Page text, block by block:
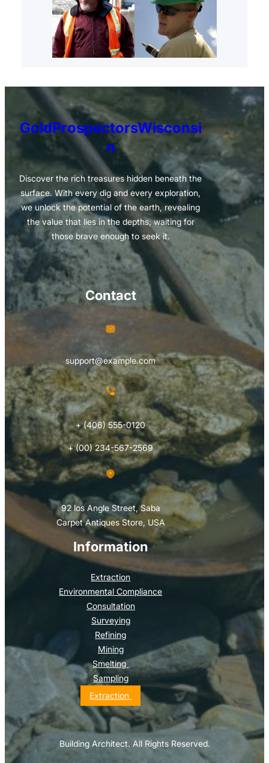
GoldProspectorsWisconsi
n
Discover the rich treasures hidden beneath the
surface. With every dig and every exploration,
we unlock the potential of the earth, revealing
the value that lies in the depths, waiting for
those brave enough to seek it.
Information
Extraction
Environmental Compliance
Consultation
Surveying
Refining
Mining
Smelting
Sampling
Extraction
Contact
support@example.com
+ (406) 555-0120
+ (00) 234-567-2569
92 los Angle Street, Saba
Carpet Antiques Store, USA
Building Architect. All Rights Reserved.